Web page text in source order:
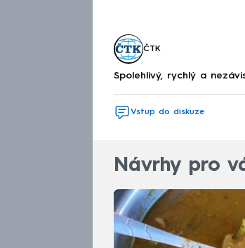
ČTK
Spolehlivý, rychlý a
Vstup do diskuze
Návrhy pro